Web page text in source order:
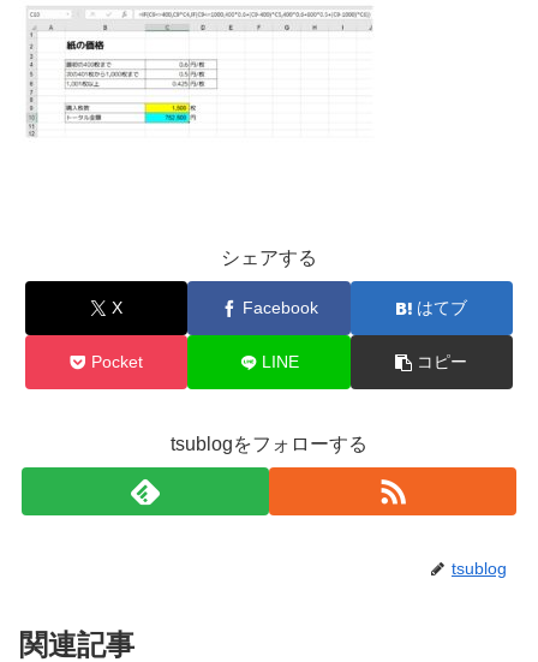
シェアする
X Facebook はてブ
Pocket LINE コピー
tsublogをフォローする
tsublog
関連記事